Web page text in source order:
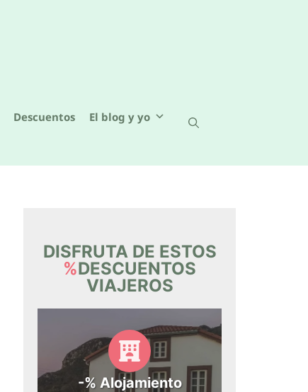
Descuentos El blog y yo
DISFRUTA DE ESTOS
%DESCUENTOS
VIAJEROS
-% Alojamiento